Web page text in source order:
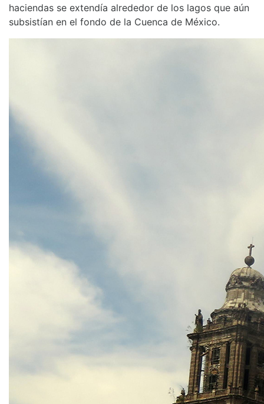
haciendas se extendía alrededor de los lagos que aún
subsistían en el fondo de la Cuenca de México.